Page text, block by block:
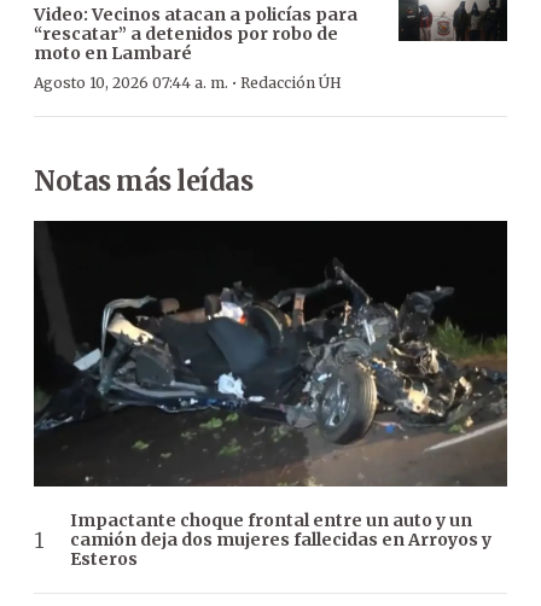
Video: Vecinos atacan a policías para
“rescatar” a detenidos por robo de
moto en Lambaré
Agosto 10, 2026 07:44 a. m. · Redacción ÚH
Notas más leídas
Impactante choque frontal entre un auto y un
camión deja dos mujeres fallecidas en Arroyos y
Esteros